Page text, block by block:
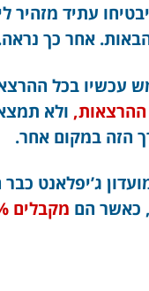
עתיד מזהיר
אחר כך
עכשיו בכל
ההרצאות, ולא
הזה במקום אחר.
ג’יפלאנט
כאשר הם